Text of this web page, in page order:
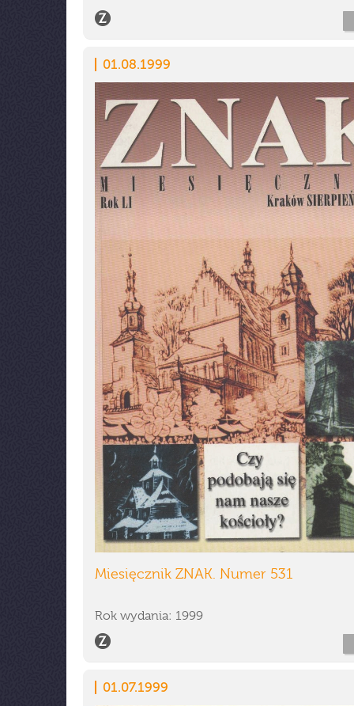
01.08.1999
Miesięcznik ZNAK. Numer 531
Rok wydania: 1999
01.07.1999